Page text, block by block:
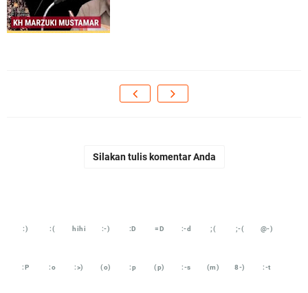
Silakan tulis komentar Anda
:) :( hihi :-) :D =D :-d ;( ;-( @-)
:P :o :>) (o) :p (p) :-s (m) 8-) :-t